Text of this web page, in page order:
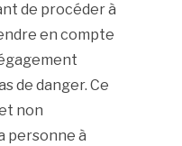
de procéder à
en compte
de danger. Ce
non
personne à